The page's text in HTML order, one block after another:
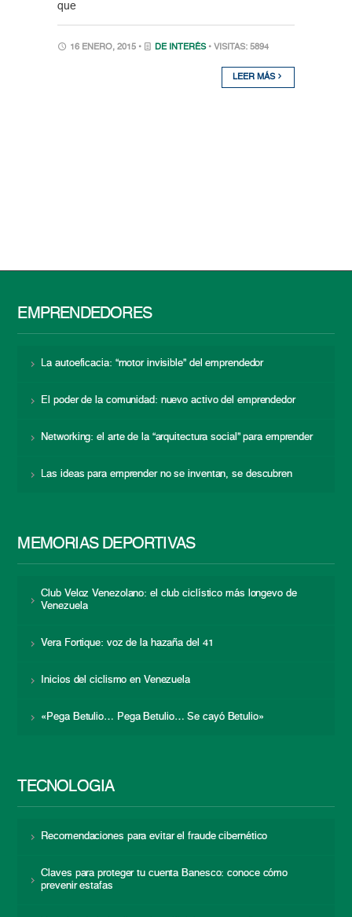
que
16 ENERO, 2015 • DE INTERÉS • VISITAS: 5894
LEER MÁS
EMPRENDEDORES
La autoeficacia: “motor invisible” del emprendedor
El poder de la comunidad: nuevo activo del emprendedor
Networking: el arte de la “arquitectura social” para emprender
Las ideas para emprender no se inventan, se descubren
MEMORIAS DEPORTIVAS
Club Veloz Venezolano: el club ciclístico más longevo de
Venezuela
Vera Fortique: voz de la hazaña del 41
Inicios del ciclismo en Venezuela
«Pega Betulio… Pega Betulio… Se cayó Betulio»
TECNOLOGÍA
Recomendaciones para evitar el fraude cibernético
Claves para proteger tu cuenta Banesco: conoce cómo
prevenir estafas